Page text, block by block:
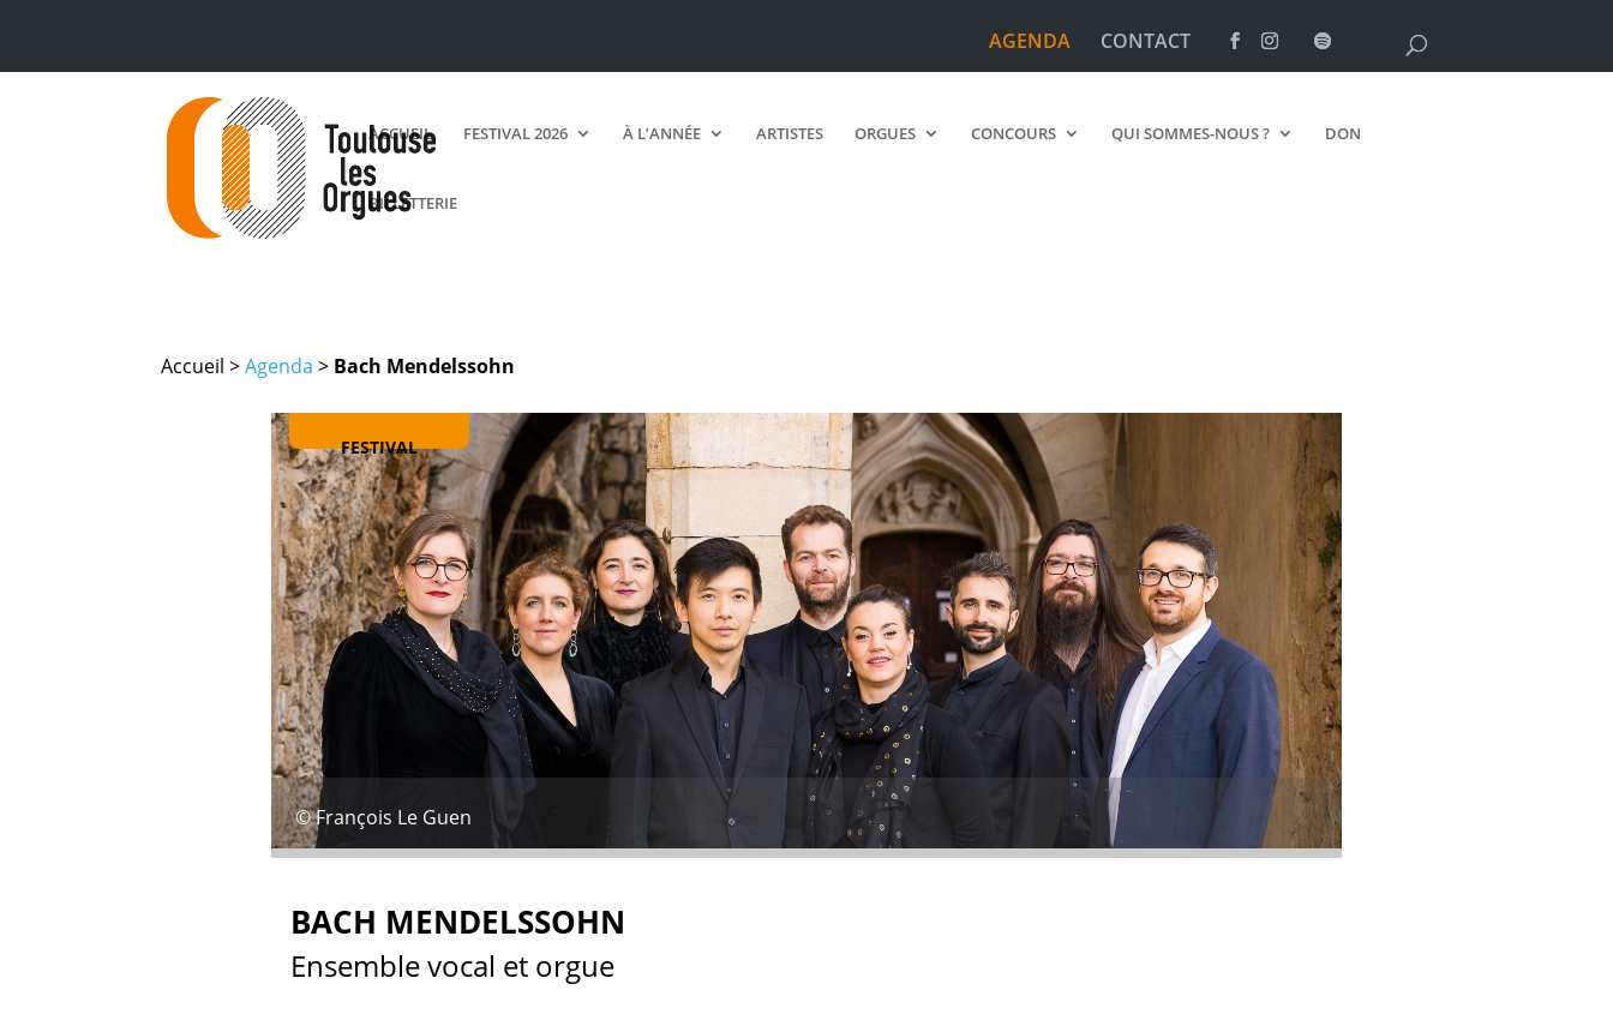
AGENDA CONTACT
ACCUEIL FESTIVAL 2026 À L’ANNÉE ARTISTES ORGUES CONCOURS QUI SOMMES-NOUS ? DON
BILLETTERIE
Accueil >Agenda > Bach Mendelssohn
FESTIVAL
© François Le Guen
BACH MENDELSSOHN
Ensemble vocal et orgue